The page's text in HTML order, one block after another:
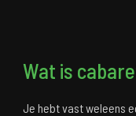
Wat is
Je hebt vast weleens